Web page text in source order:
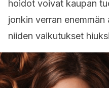
hoidot voivat kaupan
jonkin verran
niiden vaikutukset